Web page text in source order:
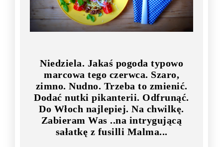
Niedziela. Jakaś pogoda typowo
marcowa tego czerwca. Szaro,
zimno. Nudno. Trzeba to zmienić.
Dodać nutki pikanterii. Odfrunąć.
Do Włoch najlepiej. Na chwilkę.
Zabieram Was ..na intrygującą
sałatkę z fusilli Malma...